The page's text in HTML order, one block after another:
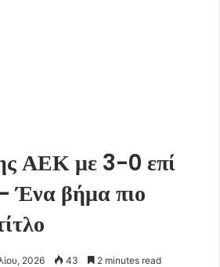
ΑΕΚ με 3-0 επί
βήμα πιο
2026 43 2 minutes read